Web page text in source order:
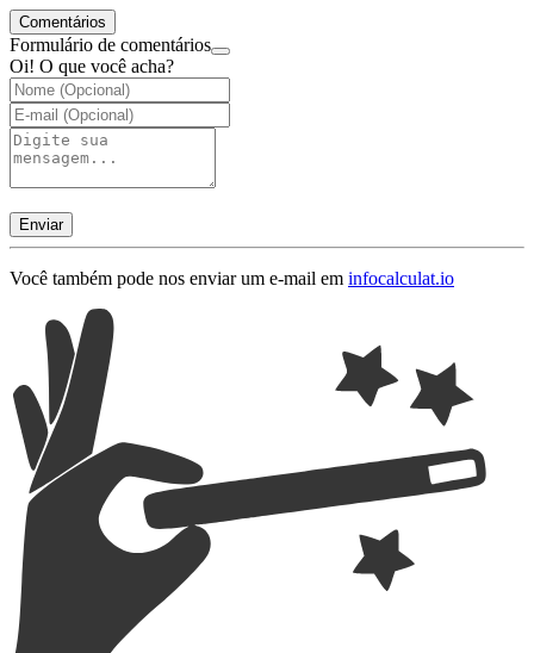
Comentários
Formulário de comentários
Oi! O que você acha?
Enviar
Você também pode nos enviar um e-mail em infocalculat.io